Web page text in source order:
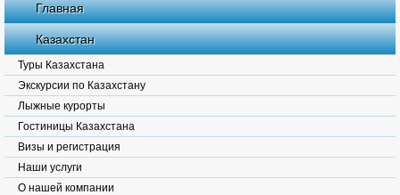
Главная
Казахстан
Туры Казахстана
Экскурсии по Казахстану
Лыжные курорты
Гостиницы Казахстана
Визы и регистрация
Наши услуги
О нашей компании